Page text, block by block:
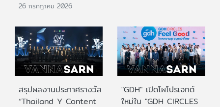
26 กรกฎาคม 2026
สรุปผลงานประกาศรางวัล
“Thailand Y Content
"GDH" เปิดโผโปรเจกต์
ใหม่ใน "GDH CIRCLES